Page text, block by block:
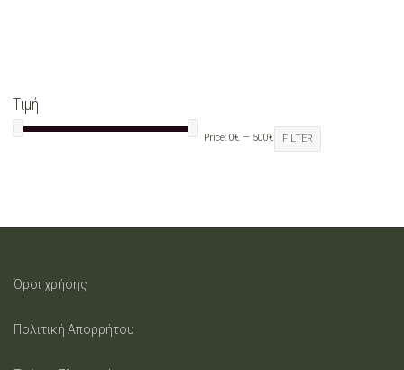
Τιμή
FILTER
Price:0€ — 500€
Όροι χρήσης
Πολιτική Απορρήτου